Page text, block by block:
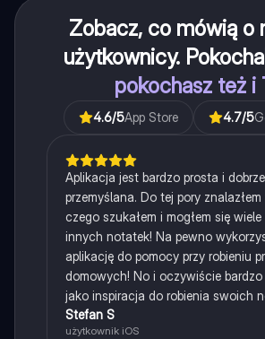
Zobacz, co mówią o
użytkownicy.
pokochasz też i
4.6/5App Store 4.7/5
Aplikacja jest bardzo prosta i dobrze
przemyślana. Do tej pory
czego szukałem i mogłem się
innych notatek! Na pewno
aplikację do pomocy przy robieniu
domowych! No i oczywiście bardzo
jako inspiracja do robienia swoich
Stefan S
użytkownik iOS